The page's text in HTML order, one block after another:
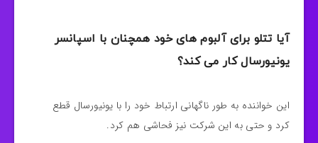
آیا تتلو برای آلبوم های خود همچنان با اسپانسر
یونیورسال کار می کند؟
این خواننده به طور ناگهانی ارتباط خود را با یونیورسال قطع
کرد و حتی به این شرکت نیز فحاشی هم کرد.